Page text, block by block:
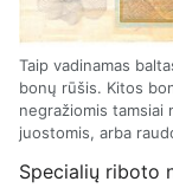
Taip vadinamas
bonų rūšis. Kitos
negražiomis tamsiai
juostomis, arba
Specialių riboto